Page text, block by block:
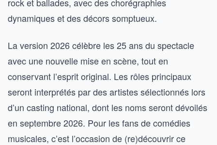
dynamiques et des décors somptueux.
La version 2026 célèbre les 25 ans du spectacle
avec une nouvelle mise en scène, tout en
conservant l’esprit original. Les rôles principaux
seront interprétés par des artistes sélectionnés lors
d’un casting national, dont les noms seront dévoilés
en septembre 2026. Pour les fans de comédies
musicales, c’est l’occasion de (re)découvrir ce